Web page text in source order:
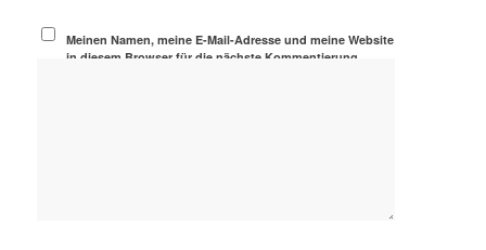
Meinen Namen, meine E-Mail-Adresse und meine Website
in diesem Browser für die nächste Kommentierung